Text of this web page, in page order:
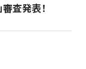
査発表！